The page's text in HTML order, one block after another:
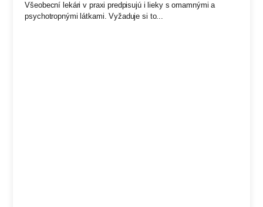
psychotropných látok
Všeobecní lekári v praxi predpisujú i lieky s omamnými a
psychotropnými látkami. Vyžaduje si to...